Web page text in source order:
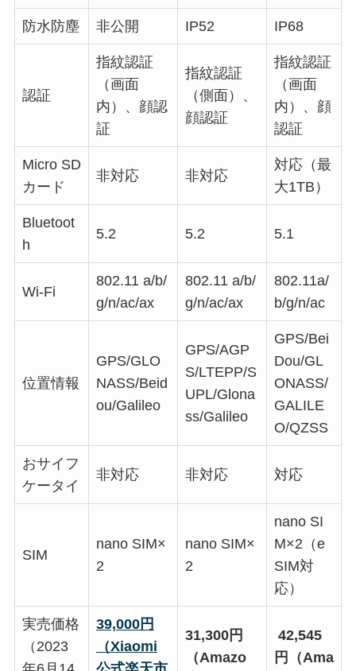
防水防塵 非公開 IP52 IP68
認証
指紋認証
（画面
内）、顔認
証
指紋認証
（側面）、
顔認証
指紋認証
（画面
内）、顔
認証
Micro SD
カード
非対応 非対応
対応（最
大1TB）
Bluetoot
h
5.2 5.2 5.1
Wi-Fi
802.11 a/b/
g/n/ac/ax
802.11 a/b/
g/n/ac/ax
802.11a/
b/g/n/ac
位置情報
GPS/GLO
NASS/Beid
ou/Galileo
GPS/AGP
S/LTEPP/S
UPL/Glona
ss/Galileo
GPS/Bei
Dou/GL
ONASS/
GALILE
O/QZSS
おサイフ
ケータイ
非対応 非対応 対応
SIM
nano SIM×
2
nano SIM×
2
nano SI
M×2（e
SIM対
応）
実売価格
（2023
39,000円
（Xiaomi
31,300円
（Amazo
42,545
円（Ama